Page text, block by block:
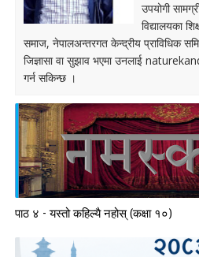
उपयोगी
विद्यालयका
समाज, नेपालअन्तरगत केन्द्रीय प्राविधिक
जिज्ञासा वा सुझाव भएमा उनलाई
गर्न सकिन्छ ।
पाठ ४ - यस्तो कहिल्यै नहोस् (कक्षा १०)